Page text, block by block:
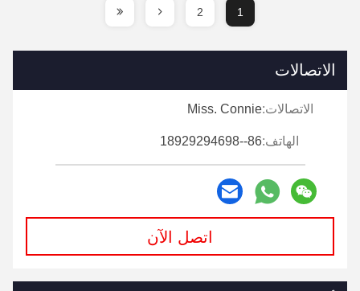
1
2
الاتصالات
الاتصالات:Miss. Connie
الهاتف:86--18929294698
اتصل الآن